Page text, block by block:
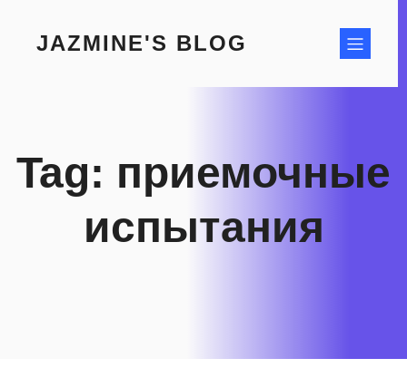
contentJAZMINE'S BLOG
Tag: приемочные
испытания